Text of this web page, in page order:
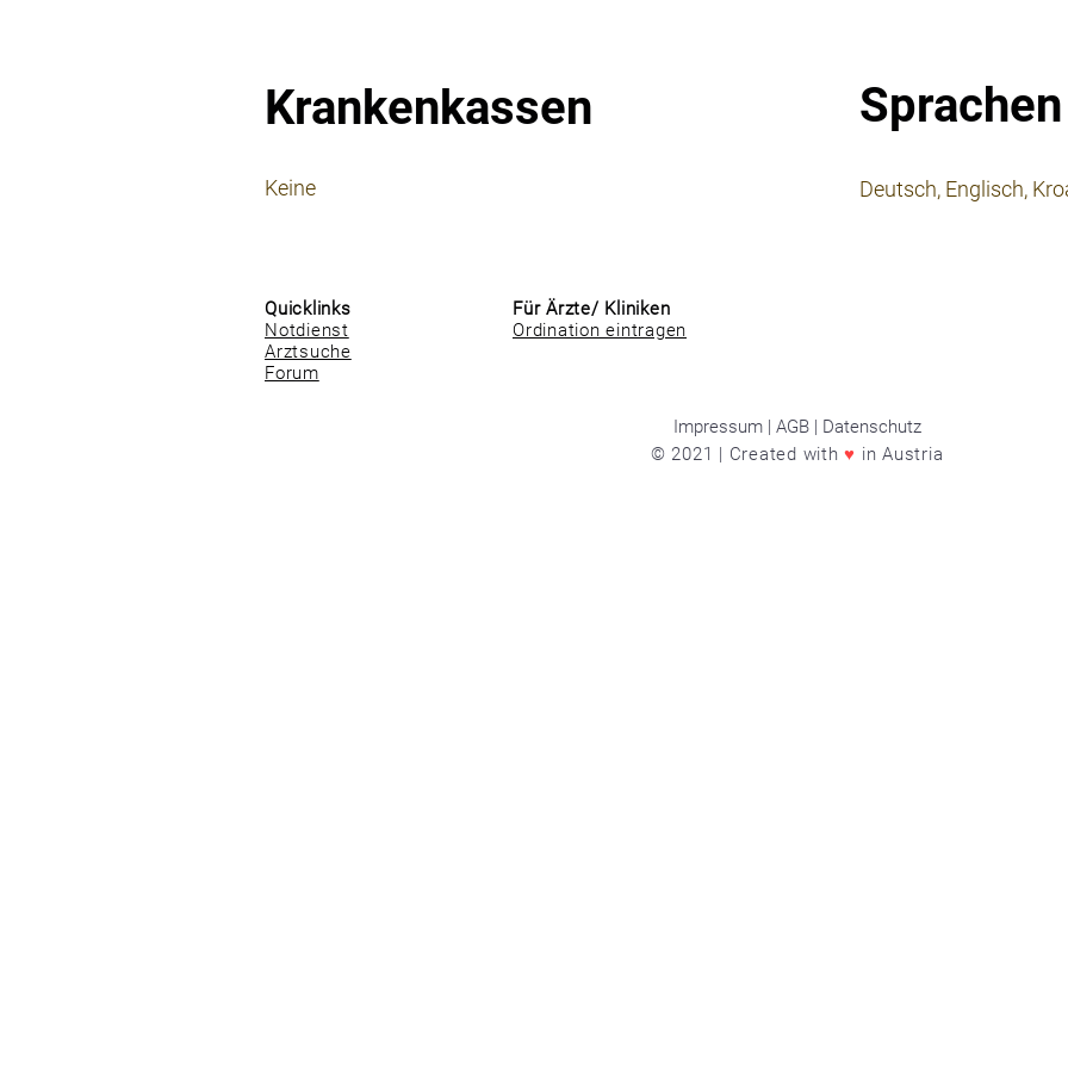
Krankenkassen
Keine
Sprachen
Deutsch, Englisch,
Quicklinks
Notdienst
Arztsuche
Forum
Für Ärzte/ Kliniken
Ordination eintragen
Impressum | AGB | Datenschutz
© 2021 | Created with♥ in Austria